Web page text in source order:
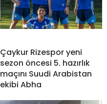
Çaykur Rizespor yeni
sezon öncesi 5. hazırlık
maçını Suudi Arabistan
ekibi Abha